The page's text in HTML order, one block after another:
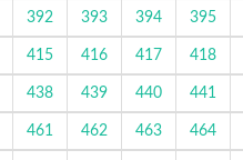
392 393 394 395
415 416 417 418
438 439 440 441
461 462 463 464